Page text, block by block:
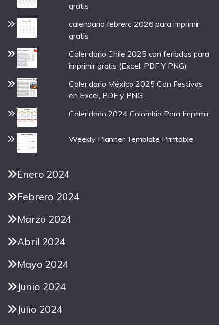
gratis
calendario febrero 2026 para imprimir
gratis
Calendario Chile 2025 con feriados para
imprimir gratis (Excel, PDF Y PNG)
Calendario México 2025 Con Festivos
en Excel, PDF y PNG
Calendario 2024 Colombia Para Imprimir
Weekly Planner Template Printable
Enero 2024
Febrero 2024
Marzo 2024
Abril 2024
Mayo 2024
Junio 2024
Julio 2024